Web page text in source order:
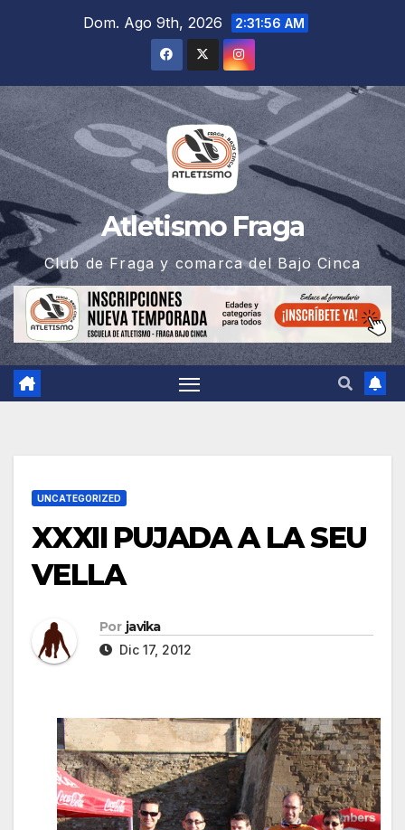
Dom. Ago 9th, 2026 2:31:56 AM
Atletismo Fraga
Club de Fraga y comarca del Bajo Cinca
UNCATEGORIZED
XXXII PUJADA A LA SEU
VELLA
Por javika
Dic 17, 2012